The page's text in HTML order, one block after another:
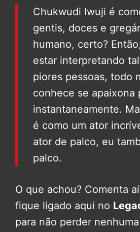
Chukwudi Iwuji é
gentis, doces e
humano, certo?
estar interpretando
piores pessoas, todo
conhece se apaixona
instantaneamente.
é como um ator
ator de palco, eu
palco.
O que achou? Comenta
fique ligado aqui no
para não perder